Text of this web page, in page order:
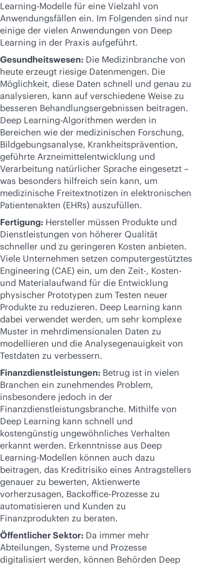
Learning-Modelle für eine Vielzahl von
Anwendungsfällen ein. Im Folgenden sind nur
einige der vielen Anwendungen von Deep
Learning in der Praxis aufgeführt.
Gesundheitswesen: Die Medizinbranche von
heute erzeugt riesige Datenmengen. Die
Möglichkeit, diese Daten schnell und genau zu
analysieren, kann auf verschiedene Weise zu
besseren Behandlungsergebnissen beitragen.
Deep Learning-Algorithmen werden in
Bereichen wie der medizinischen Forschung,
Bildgebungsanalyse, Krankheitsprävention,
geführte Arzneimittelentwicklung und
Verarbeitung natürlicher Sprache eingesetzt –
was besonders hilfreich sein kann, um
medizinische Freitextnotizen in elektronischen
Patientenakten (EHRs) auszufüllen.
Fertigung: Hersteller müssen Produkte und
Dienstleistungen von höherer Qualität
schneller und zu geringeren Kosten anbieten.
Viele Unternehmen setzen computergestütztes
Engineering (CAE) ein, um den Zeit-, Kosten-
und Materialaufwand für die Entwicklung
physischer Prototypen zum Testen neuer
Produkte zu reduzieren. Deep Learning kann
dabei verwendet werden, um sehr komplexe
Muster in mehrdimensionalen Daten zu
modellieren und die Analysegenauigkeit von
Testdaten zu verbessern.
Finanzdienstleistungen: Betrug ist in vielen
Branchen ein zunehmendes Problem,
insbesondere jedoch in der
Finanzdienstleistungsbranche. Mithilfe von
Deep Learning kann schnell und
kostengünstig ungewöhnliches Verhalten
erkannt werden. Erkenntnisse aus Deep
Learning-Modellen können auch dazu
beitragen, das Kreditrisiko eines Antragstellers
genauer zu bewerten, Aktienwerte
vorherzusagen, Backoffice-Prozesse zu
automatisieren und Kunden zu
Finanzprodukten zu beraten.
Öffentlicher Sektor: Da immer mehr
Abteilungen, Systeme und Prozesse
digitalisiert werden, können Behörden Deep